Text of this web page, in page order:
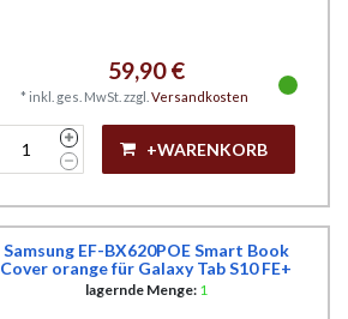
59,90 €
* inkl. ges. MwSt. zzgl. Versandkosten
+WARENKORB
Samsung EF-BX620POE Smart Book
Cover orange für Galaxy Tab S10 FE+
lagernde Menge: 1